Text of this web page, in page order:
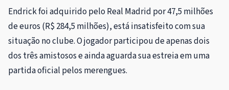
Endrick foi adquirido pelo Real Madrid por 47,5 milhões
de euros (R$ 284,5 milhões), está insatisfeito com sua
situação no clube. O jogador participou de apenas dois
dos três amistosos e ainda aguarda sua estreia em uma
partida oficial pelos merengues.